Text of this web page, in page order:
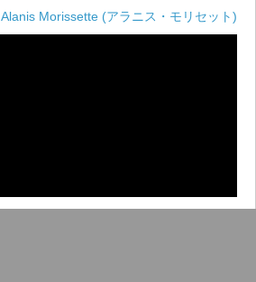
Alanis Morissette (アラニス・モリセット)